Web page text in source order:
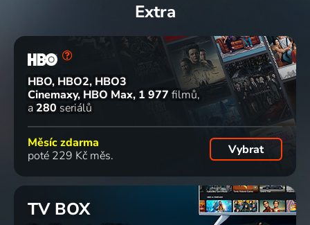
Extra
HBO, HBO2, HBO3
Cinemaxy, HBO Max 1 977 filmů
a 280 seriálů
Měsíc zdarma
poté 229 Kč měs.
Vybrat
TV BOX